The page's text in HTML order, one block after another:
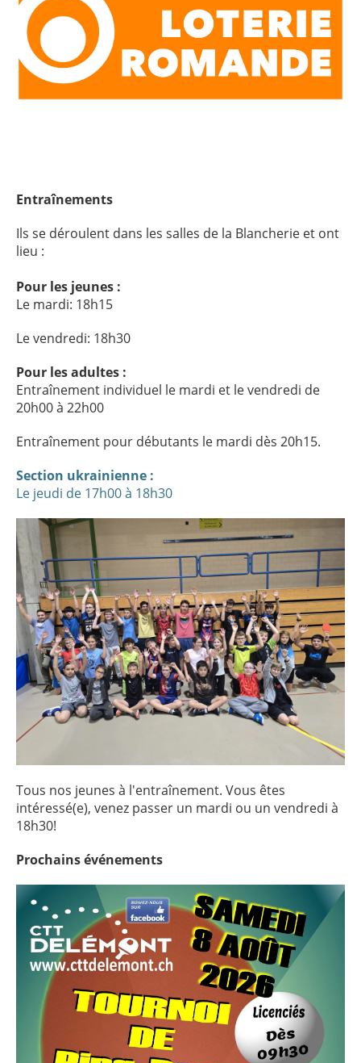
Entraînements
Ils se déroulent dans les salles de la Blancherie et ont
lieu :
Pour les jeunes :
Le mardi: 18h15
Le vendredi: 18h30
Pour les adultes :
Entraînement individuel le mardi et le vendredi de
20h00 à 22h00
Entraînement pour débutants le mardi dès 20h15.
Section ukrainienne :
Le jeudi de 17h00 à 18h30
Tous nos jeunes à l'entraînement. Vous êtes
intéressé(e), venez passer un mardi ou un vendredi à
18h30!
Prochainsévénements